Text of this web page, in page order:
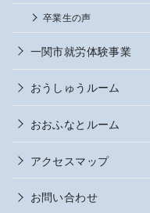
卒業生の声
一関市就労体験事業
おうしゅうルーム
おおふなとルーム
アクセスマップ
お問い合わせ